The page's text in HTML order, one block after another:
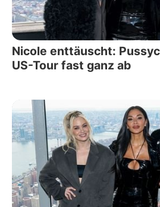
Nicole enttäuscht:
US-Tour fast ganz ab